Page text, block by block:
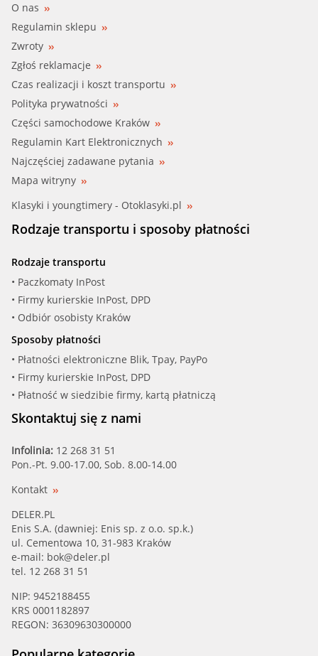
O nas
Regulamin sklepu
Zwroty
Zgłoś reklamacje
Czas realizacji i koszt transportu
Polityka prywatności
Części samochodowe Kraków
Regulamin Kart Elektronicznych
Najczęściej zadawane pytania
Mapa witryny
Klasyki i youngtimery - Otoklasyki.pl
Rodzaje transportu i sposoby płatności
Rodzaje transportu
• Paczkomaty InPost
• Firmy kurierskie InPost, DPD
• Odbiór osobisty Kraków
Sposoby płatności
• Płatności elektroniczne Blik, Tpay, PayPo
• Firmy kurierskie InPost, DPD
• Płatność w siedzibie firmy, kartą płatniczą
Skontaktuj się z nami
Infolinia: 12 268 31 51
Pon.-Pt. 9.00-17.00, Sob. 8.00-14.00
Kontakt
DELER.PL
Enis S.A. (dawniej: Enis sp. z o.o. sp.k.)
ul. Cementowa 10, 31-983 Kraków
e-mail: bok@deler.pl
tel. 12 268 31 51
NIP: 9452188455
KRS 0001182897
REGON: 36309630300000